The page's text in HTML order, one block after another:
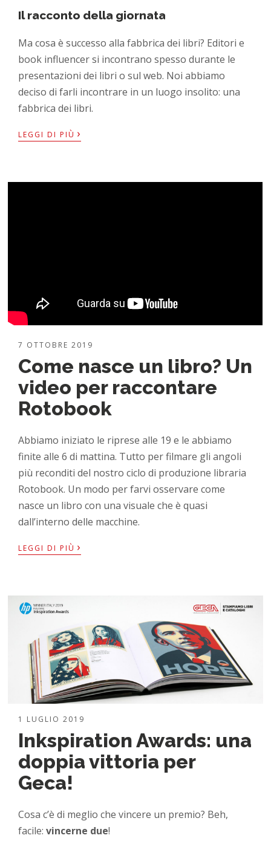
Il racconto della giornata
Ma cosa è successo alla fabbrica dei libri? Editori e
book influencer si incontrano spesso durante le
presentazioni dei libri o sul web. Noi abbiamo
deciso di farli incontrare in un luogo insolito: una
fabbrica dei libri.
LEGGI DI PIÙ ›
7 OTTOBRE 2019
Come nasce un libro? Un
video per raccontare
Rotobook
Abbiamo iniziato le riprese alle 19 e le abbiamo
finite alle 6 di mattina. Tutto per filmare gli angoli
più reconditi del nostro ciclo di produzione libraria
Rotobook. Un modo per farvi osservare come
nasce un libro con una visuale che è quasi
dall’interno delle macchine.
LEGGI DI PIÙ ›
1 LUGLIO 2019
Inkspiration Awards: una
doppia vittoria per
Geca!
Cosa c’è di meglio che vincere un premio? Beh,
facile:vincerne due!